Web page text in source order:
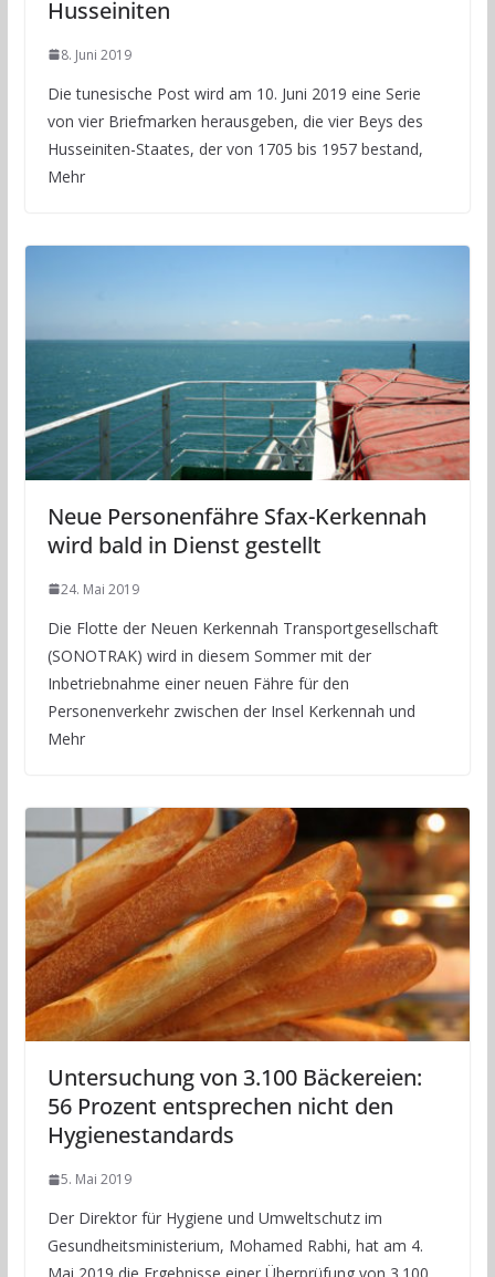
Husseiniten
8. Juni 2019
Die tunesische Post wird am 10. Juni 2019 eine Serie
von vier Briefmarken herausgeben, die vier Beys des
Husseiniten-Staates, der von 1705 bis 1957 bestand,
Mehr
Neue Personenfähre Sfax-Kerkennah
wird bald in Dienst gestellt
24. Mai 2019
Die Flotte der Neuen Kerkennah Transportgesellschaft
(SONOTRAK) wird in diesem Sommer mit der
Inbetriebnahme einer neuen Fähre für den
Personenverkehr zwischen der Insel Kerkennah und
Mehr
Untersuchung von 3.100 Bäckereien:
56 Prozent entsprechen nicht den
Hygienestandards
5. Mai 2019
Der Direktor für Hygiene und Umweltschutz im
Gesundheitsministerium, Mohamed Rabhi, hat am 4.